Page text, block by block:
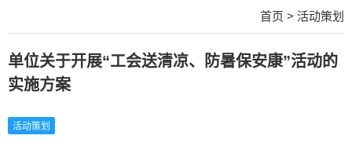
首页 > 活动策划
单位关于开展“工会送清凉、防暑保安康”活动的
实施方案
活动策划